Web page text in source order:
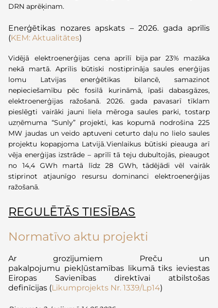
DRN aprēķinam.
Enerģētikas nozares apskats – 2026. gada aprīlis
(KEM: Aktualitātes)
Vidējā
elektroenerģijas cena aprīlī bija par 23% mazāka
nekā martā.Aprīlis būtiski nostiprināja saules enerģijas
lomu Latvijas enerģētikas bilancē, samazinot
nepieciešamību pēc fosilā kurināmā, īpaši dabasgāzes,
elektroenerģijas ražošanā. 2026. gada pavasarī tīklam
pieslēgti vairāki jauni liela mēroga saules parki, tostarp
uzņēmuma “Sunly” projekti, kas kopumā nodrošina 225
MW jaudas un veido aptuveni ceturto daļu no lielo saules
projektu kopapjoma Latvijā.Vienlaikus būtiski pieauga arī
vēja enerģijas izstrāde – aprīlī tā teju dubultojās, pieaugot
no 14,4GWh martā līdz 28 GWh, tādējādi vēl vairāk
stiprinot atjaunīgoresursu dominanci elektroenerģijas
ražošanā.
REGULĒTĀS TIESĪBAS
Normatīvo aktu projekti
Ar grozījumiem Preču un
pakalpojumu piekļūstamībaslikumā tiks ieviestas
Eiropas Savienības direktīvai atbilstošas
definīcijas (Likumprojekts Nr. 1339/Lp14)